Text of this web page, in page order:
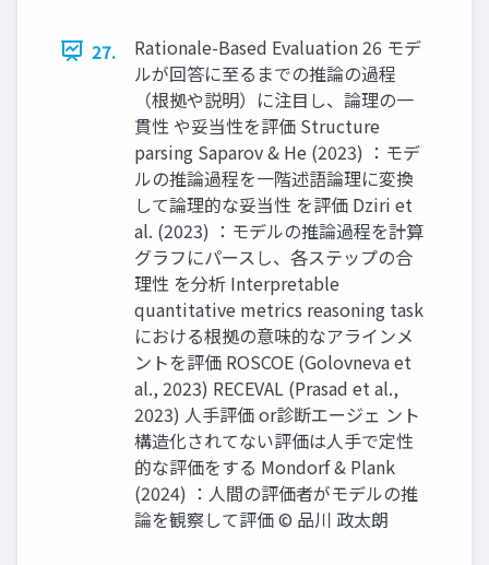
27.
Rationale-Based Evaluation 26 モデ
ルが回答に至るまでの推論の過程
（根拠や説明）に注目し、論理の一
貫性 や妥当性を評価 Structure
parsing Saparov & He (2023) ：モデ
ルの推論過程を一階述語論理に変換
して論理的な妥当性 を評価 Dziri et
al. (2023) ：モデルの推論過程を計算
グラフにパースし、各ステップの合
理性 を分析 Interpretable
quantitative metrics reasoning task
における根拠の意味的なアラインメ
ントを評価 ROSCOE (Golovneva et
al., 2023) RECEVAL (Prasad et al.,
2023) 人手評価 or診断エージェ ント
構造化されてない評価は人手で定性
的な評価をする Mondorf & Plank
(2024) ：人間の評価者がモデルの推
論を観察して評価 © 品川 政太朗